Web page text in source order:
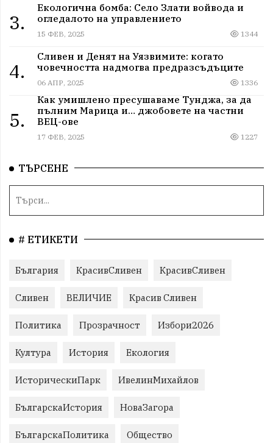
3.
Екологична бомба: Село Злати войвода и
огледалото на управлението
15 ФЕВ, 2025 1344
4.
Сливен и Денят на Уязвимите: когато
човечността надмогва предразсъдъците
06 АПР, 2025 1336
5.
Как умишлено пресушаваме Тунджа, за да
пълним Марица и… джобовете на частни
ВЕЦ-ове
17 ФЕВ, 2025 1227
ТЪРСЕНЕ
# ЕТИКЕТИ
България КрасивСливен КрасивСливен
Сливен ВЕЛИЧИЕ Красив Сливен
Политика Прозрачност Избори2026
Култура История Екология
ИсторическиПарк ИвелинМихайлов
БългарскаИстория НоваЗагора
БългарскаПолитика Общество